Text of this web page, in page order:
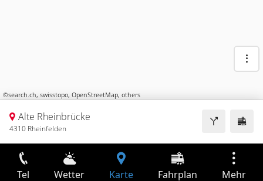
©search.ch, swisstopo, OpenStreetMap, others
Alte Rheinbrücke
4310 Rheinfelden
Tel Wetter Karte Fahrplan Mehr